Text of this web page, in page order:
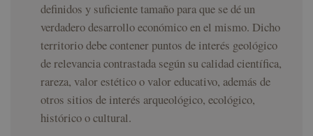
definidos y suficiente tamaño para que se dé un
verdadero desarrollo económico en el mismo. Dicho
territorio debe contener puntos de interés geológico
de relevancia contrastada según su calidad científica,
rareza, valor estético o valor educativo, además de
otros sitios de interés arqueológico, ecológico,
histórico o cultural.